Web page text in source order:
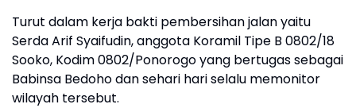
Turut dalam kerja bakti pembersihan jalan yaitu
Serda Arif Syaifudin, anggota Koramil Tipe B 0802/18
Sooko, Kodim 0802/Ponorogo yang bertugas sebagai
Babinsa Bedoho dan sehari hari selalu memonitor
wilayah tersebut.